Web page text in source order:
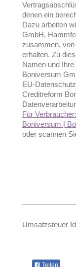
denen ein
Dazu arbeiten
GmbH,
zusammen,
erhalten. Zu
Namen und
Boniversum
EU-
Creditreform
Für
Boniversum |
oder scannen
Umsatzsteuer
Teilen